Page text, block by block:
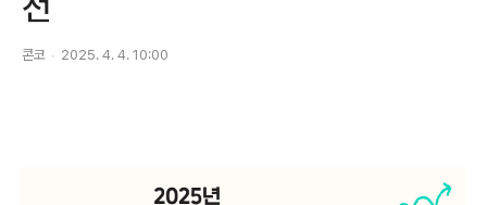
콘코 2025. 4. 4. 10:00